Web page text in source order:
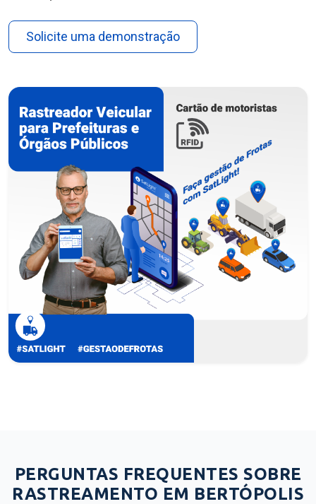
Solicite uma demonstração
PERGUNTAS FREQUENTES SOBRE
RASTREAMENTO EM BERTÓPOLIS